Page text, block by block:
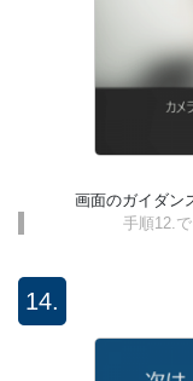
画面のガイダン
手順12.
14.